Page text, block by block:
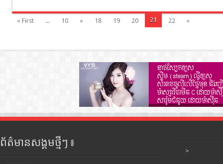
« First ... 10 « 18 19 20 21 22 »
ព័ត៌មានសង្គមថ្មីៗ ៖
>